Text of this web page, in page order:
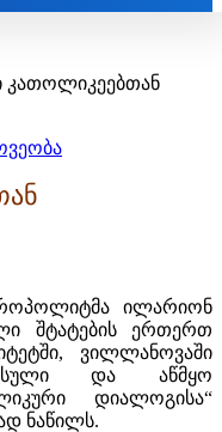
ილარიონ
შტატების ერთერთ
ვილლანოვაში
და აწმყო
დიალოგისა“
ნაწილს.